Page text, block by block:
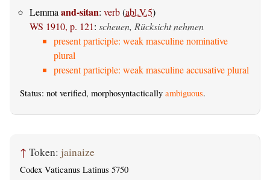
Lemmaand-sitan: verb(abl.V.5)
WS 1910, p. 121: scheuen, Rücksicht nehmen
present participle: weak masculine nominative
plural
present participle: weak masculine accusative plural
Status: not verified, morphosyntactically ambiguous.
↑ Token: jainaize
Codex Vaticanus Latinus 5750